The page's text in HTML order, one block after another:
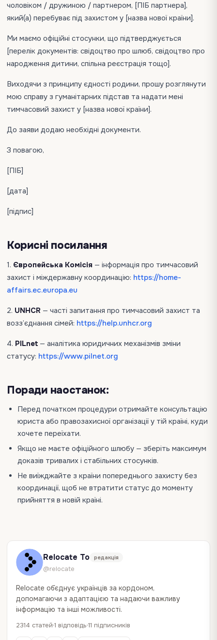
чоловіком / дружиною / партнером, [ПІБ партнера],
який(а) перебуває під захистом у [назва нової країни].
Ми маємо офіційні стосунки, що підтверджується
[перелік документів: свідоцтво про шлюб, свідоцтво про
народження дитини, спільна реєстрація тощо].
Виходячи з принципу єдності родини, прошу розглянути
мою справу з гуманітарних підстав та надати мені
тимчасовий захист у [назва нової країни].
До заяви додаю необхідні документи.
З повагою,
[ПІБ]
[дата]
[підпис]
Корисні посилання
1. Європейська Комісія — інформація про тимчасовий
захист і міждержавну координацію: https://home-
affairs.ec.europa.eu
2. UNHCR — часті запитання про тимчасовий захист та
возз’єднання сімей: https://help.unhcr.org
4. PILnet — аналітика юридичних механізмів зміни
статусу: https://www.pilnet.org
Поради наостанок:
Перед початком процедури отримайте консультацію
юриста або правозахисної організації у тій країні, куди
хочете переїхати.
Якщо не маєте офіційного шлюбу — зберіть максимум
доказів тривалих і стабільних стосунків.
Не виїжджайте з країни попереднього захисту без
координації, щоб не втратити статус до моменту
прийняття в новій країні.
Relocate To редакція
@relocate
Relocate об`єднує українців за кордоном,
допомагаючи з адаптацією та надаючи важливу
інформацію та інші можливості.
2314 статей 1 відповідь 11 підписників